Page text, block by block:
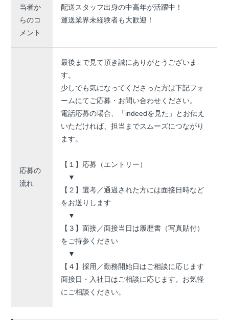
当者か
らのコ
メント
配送スタッフ出身の中高年が活躍中！
運送業界未経験者も大歓迎！
応募の
流れ
最後まで見て頂き誠にありがとうございま
す。
少しでも気になってくださった方は下記フォ
ームにてご応募・お問い合わせください。
電話応募の場合、「indeedを見た」とお伝え
いただければ、担当までスムーズにつながり
ます。
【１】応募（エントリー）
▼
【２】選考／通過された方には面接日時など
をお送りします
▼
【３】面接／面接当日は履歴書（写真貼付）
をご持参ください
▼
【４】採用／勤務開始日はご相談に応じます
面接日・入社日はご相談に応じます。お気軽
にご相談ください。